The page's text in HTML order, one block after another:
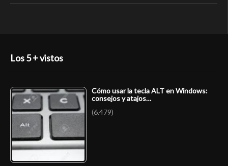
Los 5 + vistos
Cómo usar la tecla ALT en Windows:
consejos y atajos…
(6.479)